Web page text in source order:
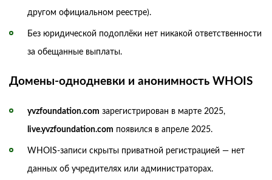
другом официальном реестре).
Без юридической подоплёки нет никакой ответственности
за обещанные выплаты.
Домены‑однодневки и анонимность WHOIS
yvzfoundation.com зарегистрирован в марте 2025,
live.yvzfoundation.com появился в апреле 2025.
WHOIS‑записи скрыты приватной регистрацией — нет
данных об учредителях или администраторах.